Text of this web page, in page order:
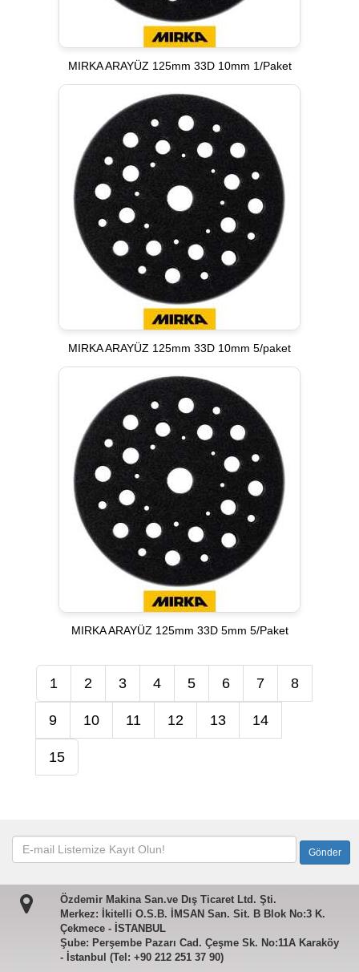
MIRKA ARAYÜZ 125mm 33D 10mm 1/Paket
MIRKA ARAYÜZ 125mm 33D 10mm 5/paket
MIRKA ARAYÜZ 125mm 33D 5mm 5/Paket
1 2 3 4 5 6 7 8
9 10 11 12 13 14
15
Özdemir Makina San.ve Dış Ticaret Ltd. Şti.
Merkez: İkitelli O.S.B. İMSAN San. Sit. B Blok No:3 K.
Çekmece - İSTANBUL
Şube: Perşembe Pazarı Cad. Çeşme Sk. No:11A Karaköy
- İstanbul (Tel: +90 212 251 37 90)